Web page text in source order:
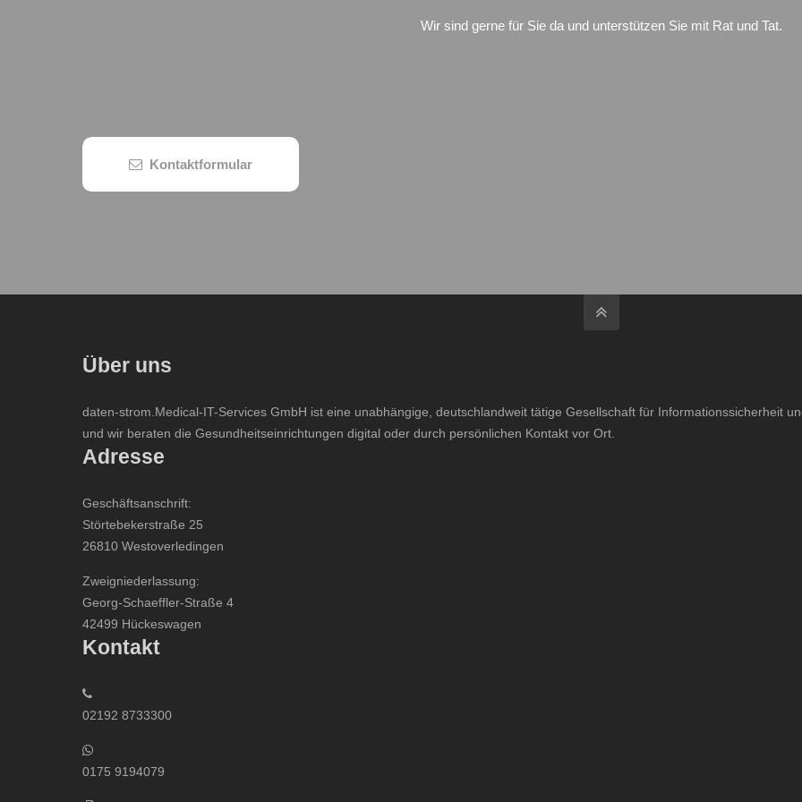
Wir sind gerne für Sie da und unterstützen Sie mit Rat und Tat.
Kontaktformular
Über uns
daten-strom.Medical-IT-Services GmbH ist eine unabhängige, deutschlandweit tätige Gesellschaft für Informationssicherheit
und wir beraten die Gesundheitseinrichtungen digital oder durch persönlichen Kontakt vor Ort.
Adresse
Geschäftsanschrift:
Störtebekerstraße 25
26810 Westoverledingen
Zweigniederlassung:
Georg-Schaeffler-Straße 4
42499 Hückeswagen
Kontakt
02192 8733300
0175 9194079